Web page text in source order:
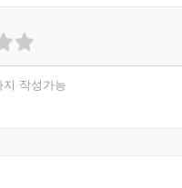
지 작성가능